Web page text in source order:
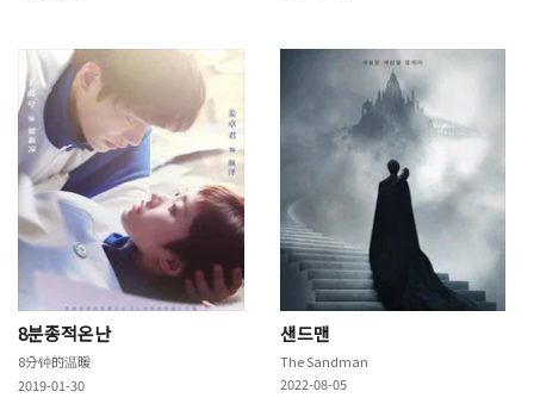
8분종적온난
8分钟的温暖
2019-01-30
샌드맨
The Sandman
2022-08-05